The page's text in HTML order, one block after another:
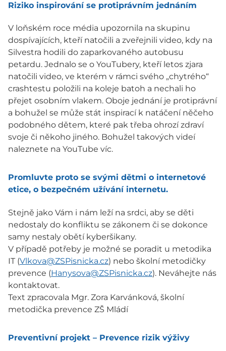
Riziko inspirování se protiprávním jednáním
V loňském roce média upozornila na skupinu
dospívajících, kteří natočili a zveřejnili video, kdy na
Silvestra hodili do zaparkovaného autobusu
petardu. Jednalo se o YouTubery, kteří letos zjara
natočili video, ve kterém v rámci svého „chytrého“
crashtestu položili na koleje batoh a nechali ho
přejet osobním vlakem. Oboje jednání je protiprávní
a bohužel se může stát inspirací k natáčení něčeho
podobného dětem, které pak třeba ohrozí zdraví
svoje či někoho jiného. Bohužel takových videí
naleznete na YouTube víc.
Promluvte proto se svými dětmi o internetové
etice, o bezpečném užívání internetu.
Stejně jako Vám i nám leží na srdci, aby se děti
nedostaly do konfliktu se zákonem či se dokonce
samy nestaly obětí kyberšikany.
V případě potřeby je možné se poradit u metodika
IT (Vlkova@ZSPisnicka.cz) nebo školní metodičky
prevence (Hanysova@ZSPisnicka.cz). Neváhejte nás
kontaktovat.
Text zpracovala Mgr. Zora Karvánková, školní
metodička prevence ZŠ Mládí
Preventivní projekt – Prevence rizik výživy